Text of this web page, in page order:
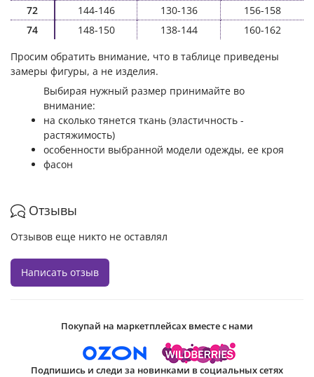
72
144-146 130-136
156-158
74
148-150 138-144
160-162
Просим обратить внимание, что в таблице приведены
замеры фигуры, а не изделия.
Выбирая нужный размер принимайте во
внимание:
на сколько тянется ткань (эластичность -
растяжимость)
особенности выбранной модели одежды, ее кроя
фасон
Отзывы
Отзывов еще никто не оставлял
Написать отзыв
Покупай на маркетплейсах вместе с нами
Подпишись и следи за новинками в социальных сетях